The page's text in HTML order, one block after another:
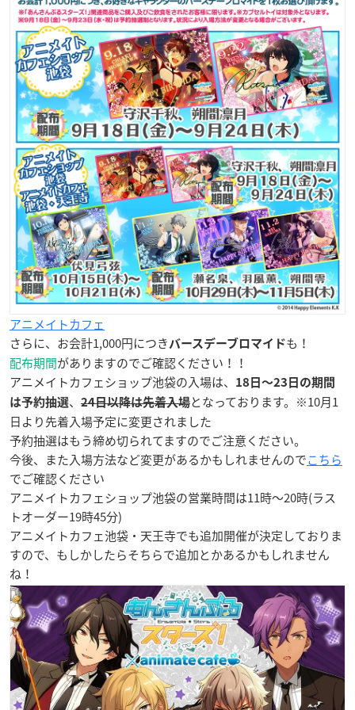
アニメイトカフェ
さらに、お会計1,000円につき バースデーブロマイドも！
配布期間がありますのでご確認ください！！
アニメイトカフェショップ池袋の入場は、
18日〜23日の期間
は予約抽選、 24日以降は先着入場となっております。※10月1
日より先着入場予定に変更されました
予約抽選はもう締め切られてますのでご注意ください。
今後、また入場方法など変更があるかもしれませんのでこちら
でご確認ください
アニメイトカフェショップ池袋の営業時間は11時〜20時(ラス
トオーダー19時45分)
アニメイトカフェ池袋・天王寺でも追加開催が決定しておりま
すので、もしかしたらそちらで追加とかあるかもしれません
ね！